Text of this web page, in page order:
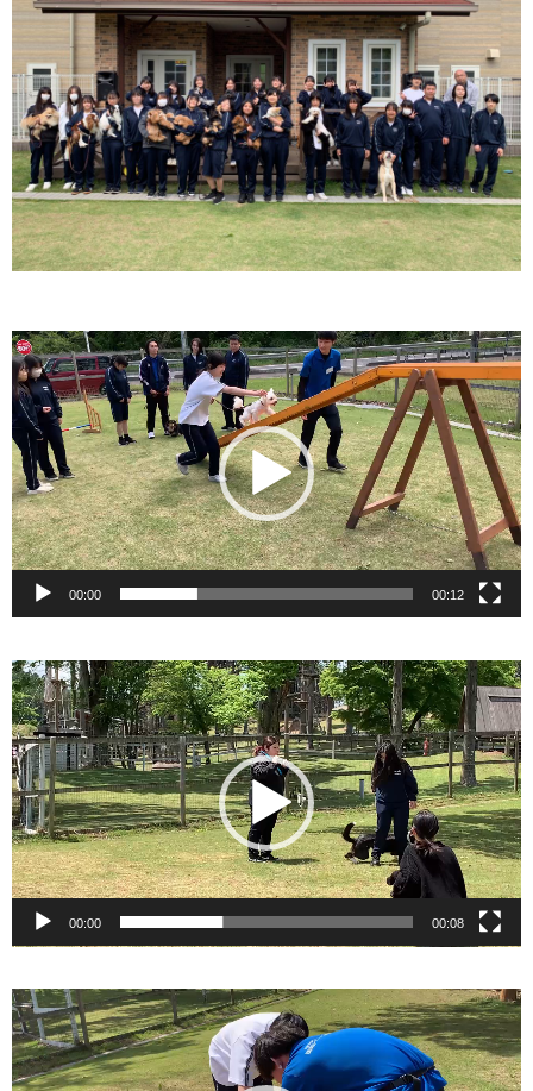
動
画
プ
レ
ー
ヤ
ー
00:00 00:12
動
画
プ
レ
ー
ヤ
ー
00:00 00:08
動
画
プ
レ